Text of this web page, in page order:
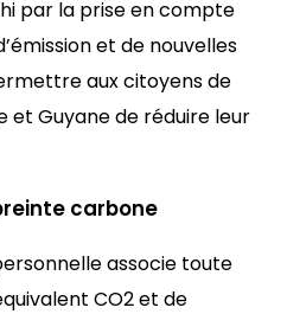
par la prise en compte
et de nouvelles
aux citoyens de
et Guyane de réduire leur
carbone
associe toute
CO2 et de